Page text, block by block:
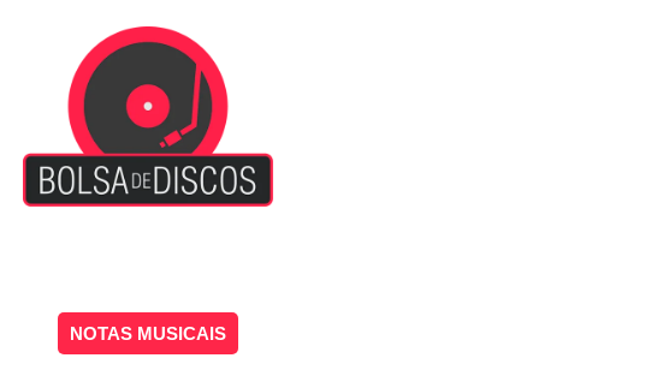
NOTAS MUSICAIS